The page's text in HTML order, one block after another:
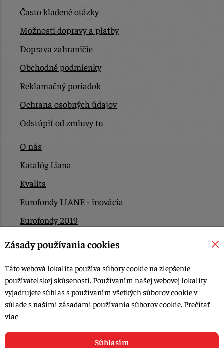
Často kladené otázky
Možnosti dopravy a platby
Doprava zahraničie
Obchodné podmienky
Reklamačný poriadok
Ochrana osobných údajov
Odstúpiť od zmluvy tu
O nás
Katalóg Liana
Kvalita
Eurofondy LIANE - inovácia
Eurofondy 2019
Eurofondy 2022/2023
Kontakt
© 2015-2026, LIANA GOLIAŠ s.r.o. všetky práva vyhradené.
Upraviť nastavenia Cookies
Zásady používania cookies
Táto webová lokalita používa súbory cookie na zlepšenie
používateľskej skúsenosti. Používaním našej webovej lokality
vyjadrujete súhlas s používaním všetkých súborov cookie v
súlade s našimi zásadami používania súborov cookie. Prečítať
viac
Súhlasím